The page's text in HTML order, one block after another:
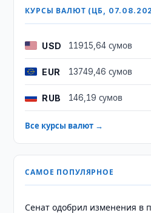
КУРСЫ ВАЛЮТ (ЦБ,
USD 11915,64 сумов
EUR 13749,46 сумов
RUB 146,19 сумов
Все курсы валют →
САМОЕ ПОПУЛЯРНОЕ
Сенат одобрил изменения в